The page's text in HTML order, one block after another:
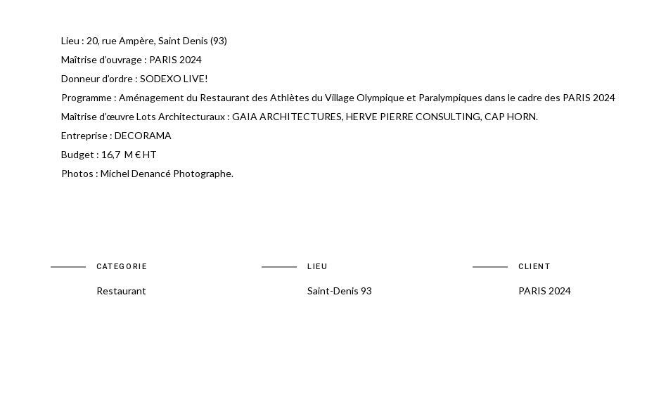
Lieu : 20, rue Ampère, Saint Denis (93)
Maîtrise d’ouvrage : PARIS 2024
Donneur d’ordre : SODEXO LIVE!
Programme : Aménagement du Restaurant des Athlètes du Village Olympique et Paralympiques dans le cadre des PARIS 2024
Maîtrise d’œuvre Lots Architecturaux : GAIA ARCHITECTURES, HERVE PIERRE CONSULTING, CAP HORN.
Entreprise : DECORAMA
Budget : 16,7 M € HT
Photos : Michel Denancé Photographe.
CATEGORIE
Restaurant
LIEU
Saint-Denis 93
CLIENT
PARIS 2024